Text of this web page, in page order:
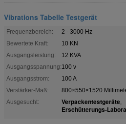
Vibrations Tabelle Testgerät
Frequenzbereich:
2 - 3000 Hz
Bewertete Kraft:
10 KN
Ausgangsleistung:
12 KVA
Ausgangsspannung:100 v
Ausgangsstrom:
100 A
Verstärker-Maß:
800×550×1520
Ausgesucht:
Verpackentestgeräte,
Erschütterungs-